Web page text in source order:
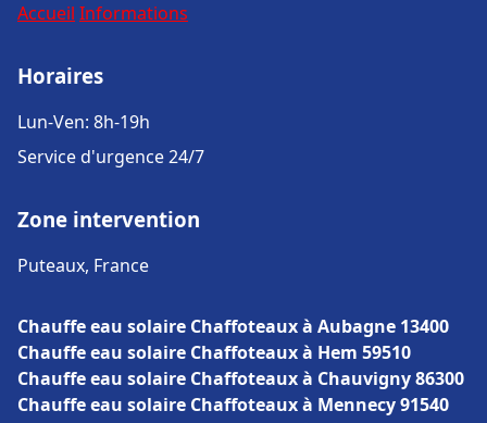
Accueil Informations
Horaires
Lun-Ven: 8h-19h
Service d'urgence 24/7
Zone intervention
Puteaux, France
Chauffe eau solaire Chaffoteaux à Aubagne 13400
Chauffe eau solaire Chaffoteaux à Hem 59510
Chauffe eau solaire Chaffoteaux à Chauvigny 86300
Chauffe eau solaire Chaffoteaux à Mennecy 91540